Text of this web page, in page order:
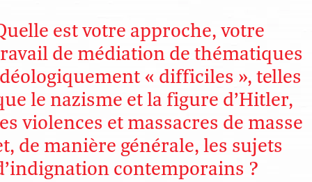
est votre approche, votre
de médiation de thématiques
« difficiles », telles
le nazisme et la figure d’Hitler,
violences et massacres de masse
de manière générale, les sujets
contemporains ?